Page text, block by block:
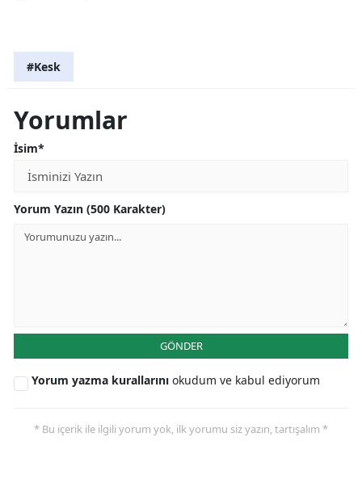
#Kesk
Yorumlar
İsim*
Yorum Yazın (500 Karakter)
GÖNDER
Yorum yazma kurallarını okudum ve kabul ediyorum
* Bu içerik ile ilgili yorum yok, ilk yorumu siz yazın, tartışalım *